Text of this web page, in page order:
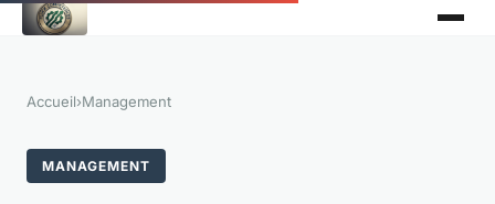
Accueil›Management
MANAGEMENT